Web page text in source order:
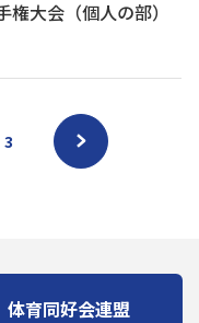
大会（個人の部）
3
体育同好会連盟